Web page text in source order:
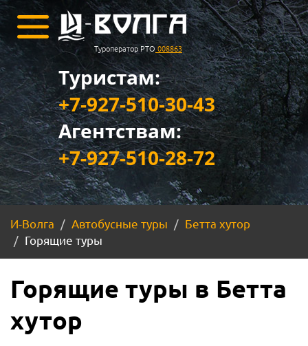
Туроператор РТО 008863
Туристам:
+7-927-510-30-43
Агентствам:
+7-927-510-28-72
И-Волга Автобусные туры
Бетта хутор
Горящие туры
Горящие туры в Бетта
хутор